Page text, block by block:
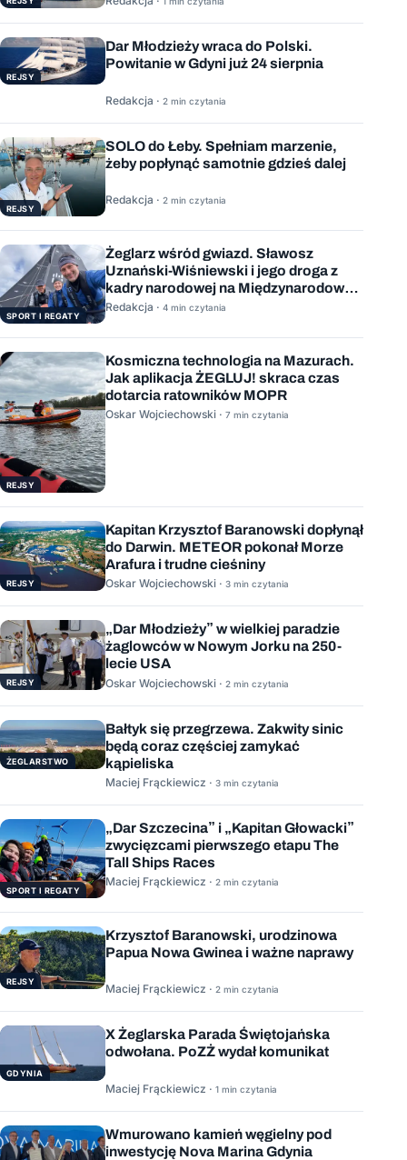
REJSY
Dar Młodzieży wraca do Polski.
Powitanie w Gdyni już 24 sierpnia
Redakcja · 2 min czytania
REJSY
SOLO do Łeby. Spełniam marzenie,
żeby popłynąć samotnie gdzieś dalej
Redakcja · 2 min czytania
SPORT I REGATY
Żeglarz wśród gwiazd. Sławosz
Uznański-Wiśniewski i jego droga z
kadry narodowej na Międzynarodową
Stację Kosmiczną
Redakcja · 4 min czytania
REJSY
Kosmiczna technologia na Mazurach.
Jak aplikacja ŻEGLUJ! skraca czas
dotarcia ratowników MOPR
Oskar Wojciechowski · 7 min czytania
REJSY
Kapitan Krzysztof Baranowski dopłynął
do Darwin. METEOR pokonał Morze
Arafura i trudne cieśniny
Oskar Wojciechowski · 3 min czytania
REJSY
„Dar Młodzieży” w wielkiej paradzie
żaglowców w Nowym Jorku na 250-
lecie USA
Oskar Wojciechowski · 2 min czytania
ŻEGLARSTWO
Bałtyk się przegrzewa. Zakwity sinic
będą coraz częściej zamykać
kąpieliska
Maciej Frąckiewicz · 3 min czytania
SPORT I REGATY
„Dar Szczecina” i „Kapitan Głowacki”
zwycięzcami pierwszego etapu The
Tall Ships Races
Maciej Frąckiewicz · 2 min czytania
REJSY
Krzysztof Baranowski, urodzinowa
Papua Nowa Gwinea i ważne naprawy
Maciej Frąckiewicz · 2 min czytania
GDYNIA
X Żeglarska Parada Świętojańska
odwołana. PoZŻ wydał komunikat
Maciej Frąckiewicz · 1 min czytania
Wmurowano kamień węgielny pod
inwestycję Nova Marina Gdynia